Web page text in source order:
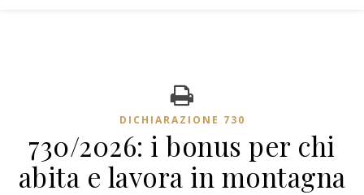
DICHIARAZIONE 730
730/2026: i bonus per chi
abita e lavora in montagna